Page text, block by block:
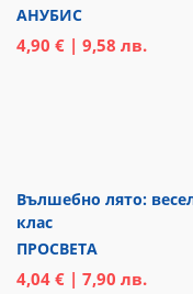
АНУБИС
4,90 € | 9,58 лв.
Вълшебно лято:
клас
ПРОСВЕТА
4,04 € | 7,90 лв.